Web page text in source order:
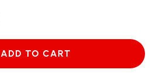
ADD TO CART